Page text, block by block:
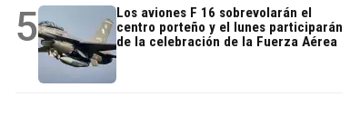
5
Los aviones F 16 sobrevolarán el
centro porteño y el lunes participarán
de la celebración de la Fuerza Aérea